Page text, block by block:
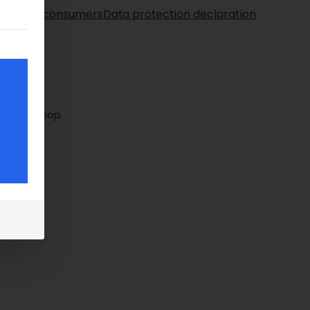
for consumersData protection declaration
Shop.
erteilt werden kann. Die erste Service-Gruppe ist